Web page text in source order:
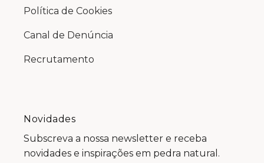
Política de Cookies
Canal de Denúncia
Recrutamento
Novidades
Subscreva a nossa newsletter e receba
novidades e inspirações em pedra natural.